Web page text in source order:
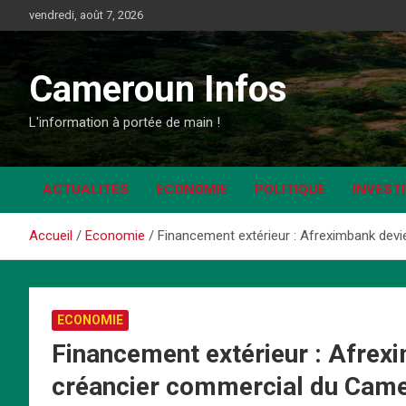
au
vendredi, août 7, 2026
Cameroun Infos
L'information à portée de main !
ACTUALITÉS ECONOMIE POLITIQUE
Accueil Economie Financement extérieur : Afreximbank
ECONOMIE
Financement extérieur :
créancier commercial du